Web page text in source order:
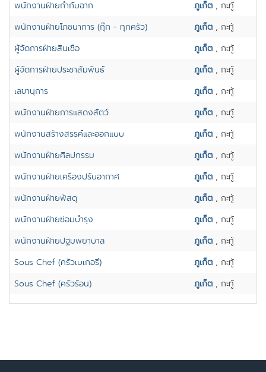
พนักงานฝ่ายกำกับฉาก
ภูเก็ต , กะทู้
พนักงานฝ่ายโภชนาการ (กุ๊ก - ทุกครัว)
ภูเก็ต , กะทู้
ผู้จัดการฝ่ายสินเชื่อ
ภูเก็ต , กะทู้
ผู้จัดการฝ่ายประชาสัมพันธ์
ภูเก็ต , กะทู้
เลขานุการ
ภูเก็ต , กะทู้
พนักงานฝ่ายการแสดงสัตว์
ภูเก็ต , กะทู้
พนักงานสร้างสรรค์และออกแบบ
ภูเก็ต , กะทู้
พนักงานฝ่ายศิลปกรรม
ภูเก็ต , กะทู้
พนักงานฝ่ายเครื่องปรับอากาศ
ภูเก็ต , กะทู้
พนักงานฝ่ายพัสดุ
ภูเก็ต , กะทู้
พนักงานฝ่ายซ่อมบำรุง
ภูเก็ต , กะทู้
พนักงานฝ่ายปฐมพยาบาล
ภูเก็ต , กะทู้
Sous Chef (ครัวเบเกอรี่)
ภูเก็ต , กะทู้
Sous Chef (ครัวร้อน)
ภูเก็ต , กะทู้